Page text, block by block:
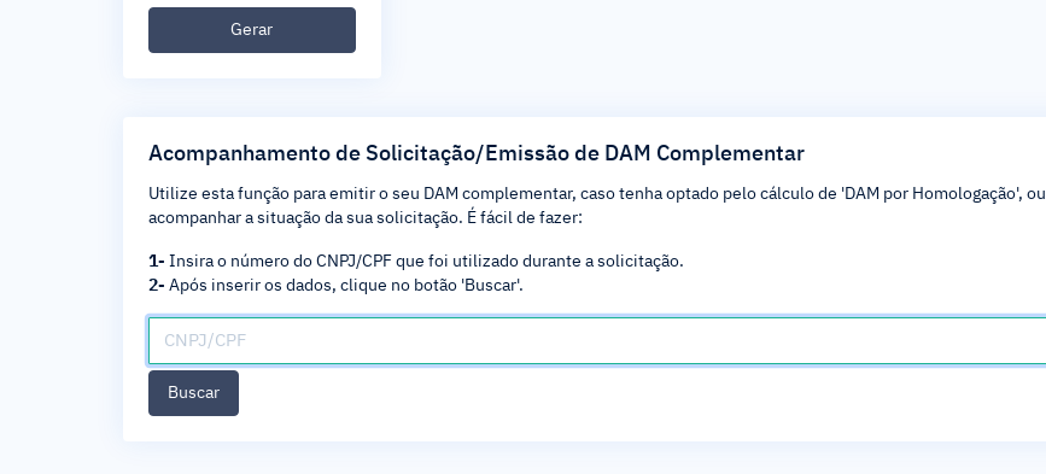
Gerar
Acompanhamento de Solicitação/Emissão de DAM Complementar
Utilize esta função para emitir o seu DAM complementar, caso tenha optado pelo cálculo de 'DAM por Homologação',
acompanhar a situação da sua solicitação. É fácil de fazer:
1- Insira o número do CNPJ/CPF que foi utilizado durante a solicitação.
2- Após inserir os dados, clique no botão 'Buscar'.
Buscar